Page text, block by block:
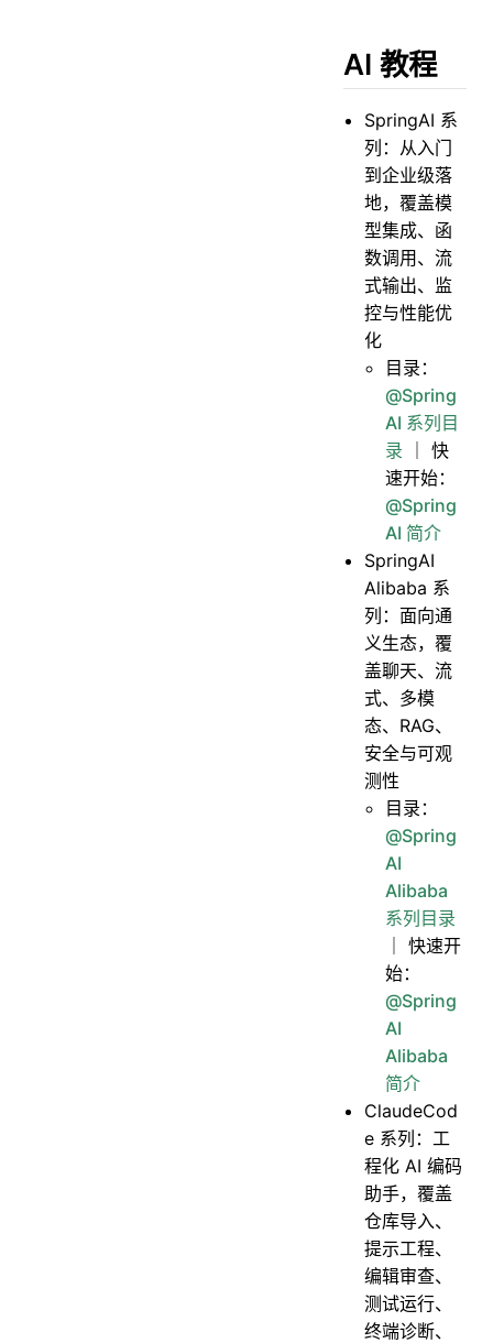
AI 教程
SpringAI 系
列：从入门
到企业级落
地，覆盖模
型集成、函
数调用、流
式输出、监
控与性能优
化
目录：
@Spring
AI 系列目
录 ｜ 快
速开始：
@Spring
AI 简介
SpringAI
Alibaba 系
列：面向通
义生态，覆
盖聊天、流
式、多模
态、RAG、
安全与可观
测性
目录：
@Spring
AI
Alibaba
系列目录
｜ 快速开
始：
@Spring
AI
Alibaba
简介
ClaudeCod
e 系列：工
程化 AI 编码
助手，覆盖
仓库导入、
提示工程、
编辑审查、
测试运行、
终端诊断、